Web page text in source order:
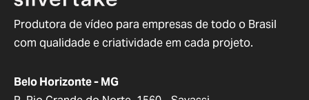
Produtora de vídeo para empresas de todo o Brasil
com qualidade e criatividade em cada projeto.
Belo Horizonte - MG